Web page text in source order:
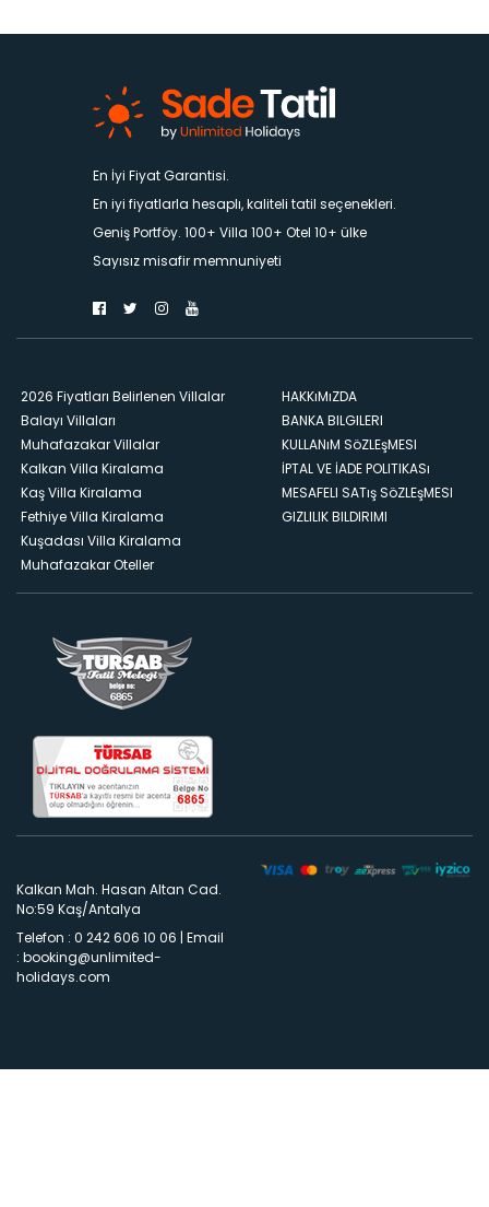
En İyi Fiyat Garantisi.
En iyi fiyatlarla hesaplı, kaliteli tatil seçenekleri.
Geniş Portföy. 100+ Villa 100+ Otel 10+ ülke
Sayısız misafir memnuniyeti
2026 Fiyatları Belirlenen Villalar
Balayı Villaları
Muhafazakar Villalar
Kalkan Villa Kiralama
Kaş Villa Kiralama
Fethiye Villa Kiralama
Kuşadası Villa Kiralama
Muhafazakar Oteller
HAKKıMıZDA
BANKA BILGILERI
KULLANıM SöZLEşMESI
İPTAL VE İADE POLITIKASı
MESAFELI SATış SöZLEşMESI
GIZLILIK BILDIRIMI
Kalkan Mah. Hasan Altan Cad.
No:59 Kaş/Antalya
Telefon : 0 242 606 10 06 | Email
: booking@unlimited-
holidays.com